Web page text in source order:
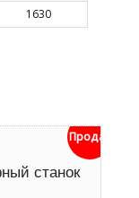
1630
Продан
станок